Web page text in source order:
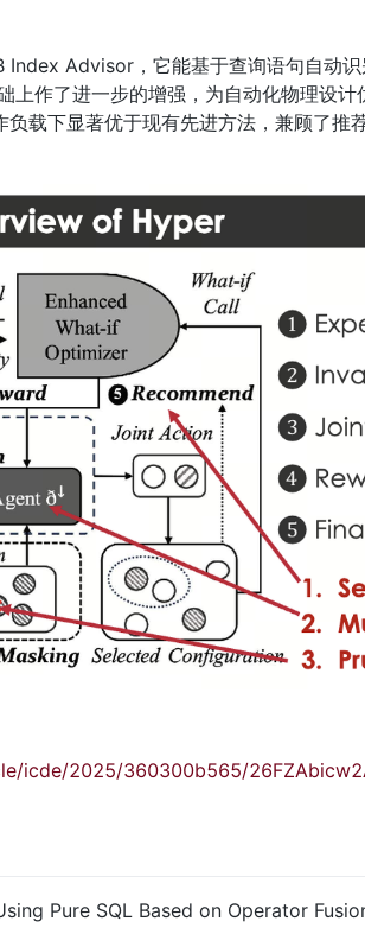
Advisor，它能基于查询语句自动
作了进一步的增强，为自动化物理设计
载下显著优于现有先进方法，兼顾了推
icde/2025/360300b565/
Pure SQL Based on Operator Fusion